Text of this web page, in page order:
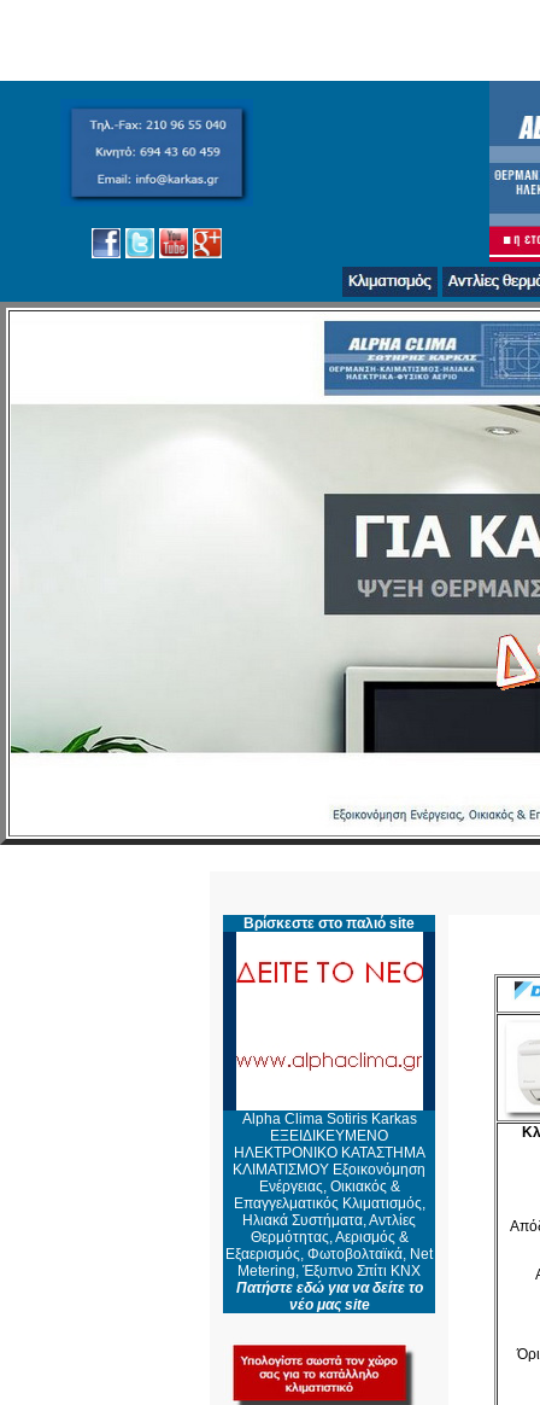
Βρίσκεστε στο παλιό site
Alpha Clima Sotiris Karkas
ΕΞΕΙΔΙΚΕΥΜΕΝΟ
ΗΛΕΚΤΡΟΝΙΚΟ ΚΑΤΑΣΤΗΜΑ
ΚΛΙΜΑΤΙΣΜΟΥ Εξοικονόμηση
Ενέργειας, Οικιακός &
Επαγγελματικός Κλιματισμός,
Ηλιακά Συστήματα, Αντλίες
Θερμότητας, Αερισμός &
Εξαερισμός, Φωτοβολταϊκά, Net
Metering, Έξυπνο Σπίτι KNX
Πατήστε εδώ για να δείτε το
νέο μας site